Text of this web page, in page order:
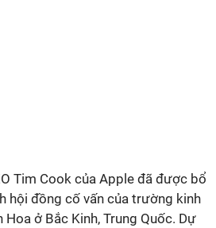
Tim Cook của Apple đã được bổ
hội đồng cố vấn của trường kinh
ở Bắc Kinh, Trung Quốc. Dự